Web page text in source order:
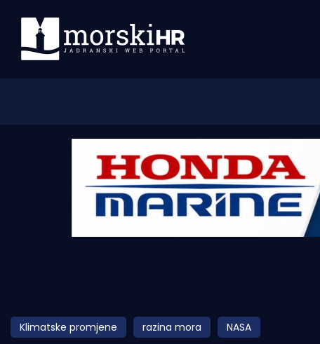
Morski plus
Pomorstvo
Klimatske promjene razina mora NASA